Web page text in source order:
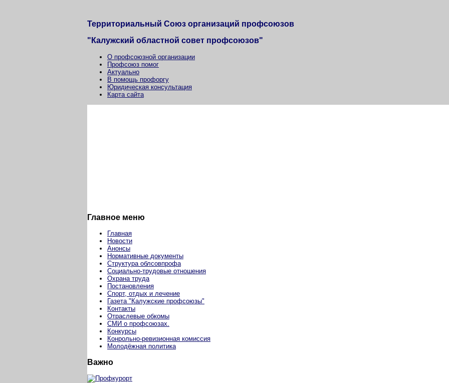
Территориальный Союз организаций профсоюзов
"Калужский областной совет профсоюзов"
О профсоюзной организации
Профсоюз помог
Актуально
В помощь профоргу
Юридическая консультация
Карта сайта
Главное меню
Главная
Новости
Анонсы
Нормативные документы
Структура облсовпрофа
Социально-трудовые отношения
Охрана труда
Постановления
Спорт, отдых и лечение
Газета "Калужские профсоюзы"
Контакты
Отраслевые обкомы
СМИ о профсоюзах.
Конкурсы
Конрольно-ревизионная комиссия
Молодёжная политика
Важно